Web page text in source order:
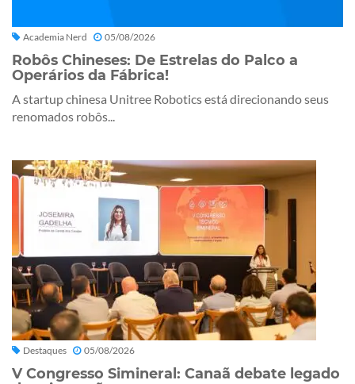
Academia Nerd 05/08/2026
Robôs Chineses: De Estrelas do Palco a
Operários da Fábrica!
A startup chinesa Unitree Robotics está direcionando seus
renomados robôs...
Destaques 05/08/2026
V Congresso Simineral: Canaã debate legado